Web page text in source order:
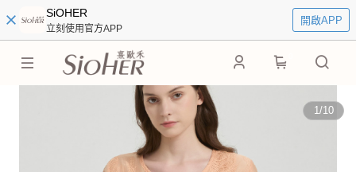
SiOHER
立刻使用官方APP
開啟APP
1/10